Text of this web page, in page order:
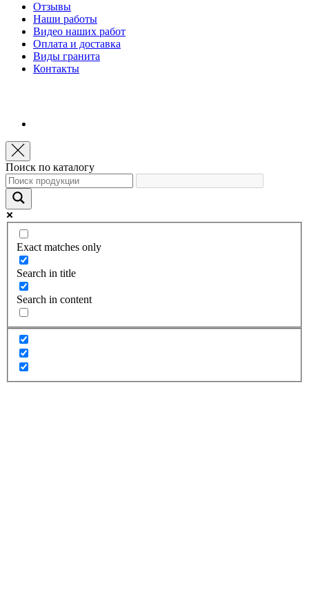
Отзывы
Наши работы
Видео наших работ
Оплата и доставка
Виды гранита
Контакты
Поиск по каталогу
Exact matches only
Search in title
Search in content